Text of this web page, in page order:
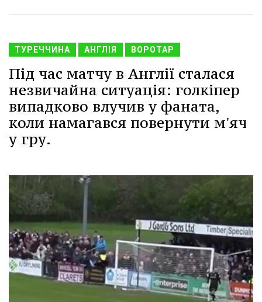
ТУРЕЧЧИНА АНГЛІЯ ВОРОТАР
Під час матчу в Англії сталася
незвичайна ситуація: голкіпер
випадково влучив у фаната,
коли намагався повернути м'яч
у гру.